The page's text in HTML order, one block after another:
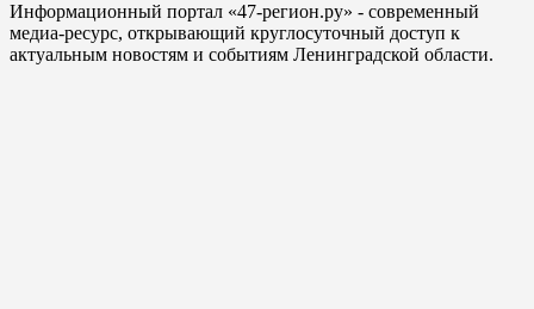
Информационный портал «47-регион.ру» - современный
медиа-ресурс, открывающий круглосуточный доступ к
актуальным новостям и событиям Ленинградской области.